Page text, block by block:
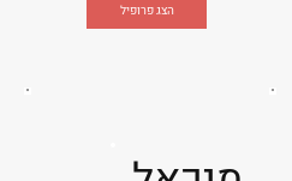
הצג פרופיל